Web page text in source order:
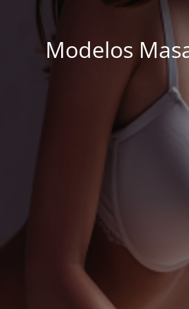
Modelos